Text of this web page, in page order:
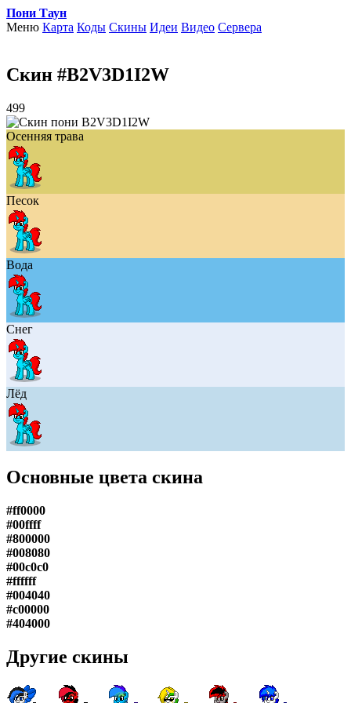
Пони Таун
Меню Карта Коды Скины Идеи Видео Сервера
Скин #B2V3D1I2W
499
Осенняя трава
Песок
Вода
Снег
Лёд
Основные цвета скина
#ff0000
#00ffff
#800000
#008080
#00c0c0
#ffffff
#004040
#c00000
#404000
Другие скины